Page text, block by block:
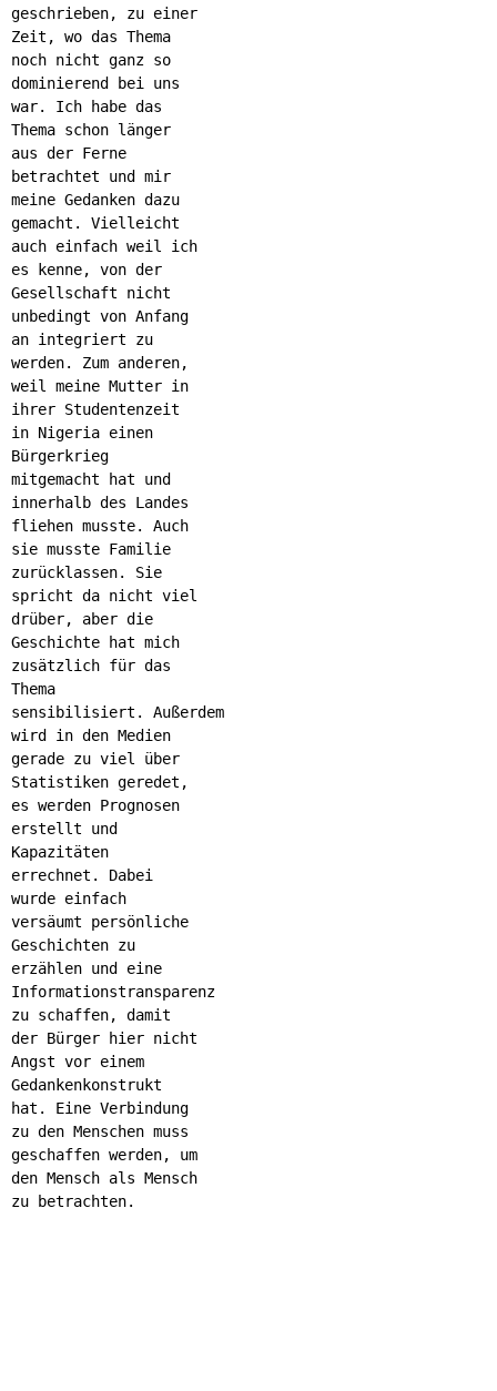
geschrieben, zu einer
Zeit, wo das Thema
noch nicht ganz so
dominierend bei uns
war. Ich habe das
Thema schon länger
aus der Ferne
betrachtet und mir
meine Gedanken dazu
gemacht. Vielleicht
auch einfach weil ich
es kenne, von der
Gesellschaft nicht
unbedingt von Anfang
an integriert zu
werden. Zum anderen,
weil meine Mutter in
ihrer Studentenzeit
in Nigeria einen
Bürgerkrieg
mitgemacht hat und
innerhalb des Landes
fliehen musste. Auch
sie musste Familie
zurücklassen. Sie
spricht da nicht viel
drüber, aber die
Geschichte hat mich
zusätzlich für das
Thema
sensibilisiert. Außerdem
wird in den Medien
gerade zu viel über
Statistiken geredet,
es werden Prognosen
erstellt und
Kapazitäten
errechnet. Dabei
wurde einfach
versäumt persönliche
Geschichten zu
erzählen und eine
Informationstransparenz
zu schaffen, damit
der Bürger hier nicht
Angst vor einem
Gedankenkonstrukt
hat. Eine Verbindung
zu den Menschen muss
geschaffen werden, um
den Mensch als Mensch
zu betrachten.